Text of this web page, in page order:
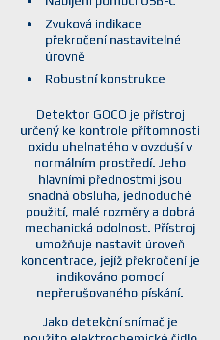
Zvuková indikace
překročení nastavitelné
úrovně
Robustní konstrukce
Detektor GOCO je přístroj
určený ke kontrole přítomnosti
oxidu uhelnatého v ovzduší v
normálním prostředí. Jeho
hlavními přednostmi jsou
snadná obsluha, jednoduché
použití, malé rozměry a dobrá
mechanická odolnost. Přístroj
umožňuje nastavit úroveň
koncentrace, jejíž překročení je
indikováno pomocí
nepřerušovaného pískání.
Jako detekční snímač je